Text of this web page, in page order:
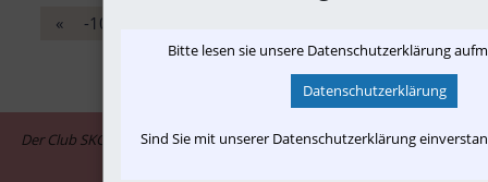
« -10
Der Club SKGLB ist assoziiertes Mitglied im Informationsnetzwerk "in-
Bitte lesen sie unsere Datenschutzerklärung
Datenschutzerklärung
Sind Sie mit unserer Datenschutzerklärung